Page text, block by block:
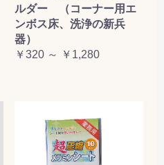
ルダー （コーナー用エ
ンボス床、洗浄の新兵
器）
￥320 ～ ￥1,280